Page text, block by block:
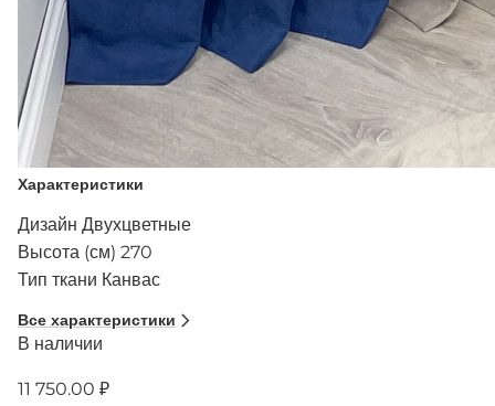
Характеристики
Дизайн Двухцветные
Высота (см) 270
Тип ткани Канвас
Все характеристики
В наличии
11 750.00 ₽